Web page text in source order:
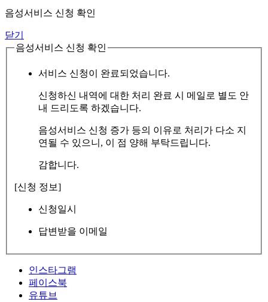
음성서비스 신청 확인
닫기
음성서비스 신청 확인
서비스 신청이 완료되었습니다.
신청하신 내역에 대한 처리 완료 시 메일로 별도 안
내 드리도록 하겠습니다.
음성서비스 신청 증가 등의 이유로 처리가 다소 지
연될 수 있으니, 이 점 양해 부탁드립니다.
감합니다.
[신청 정보]
신청일시
답변받을 이메일
인스타그램
페이스북
유튜브